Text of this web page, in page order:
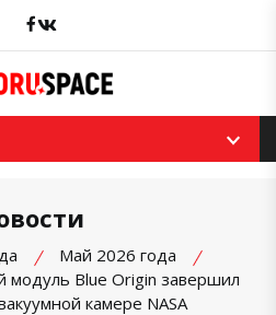
Facebook
Май 2026 года
модуль Blue Origin завершил
камере NASA